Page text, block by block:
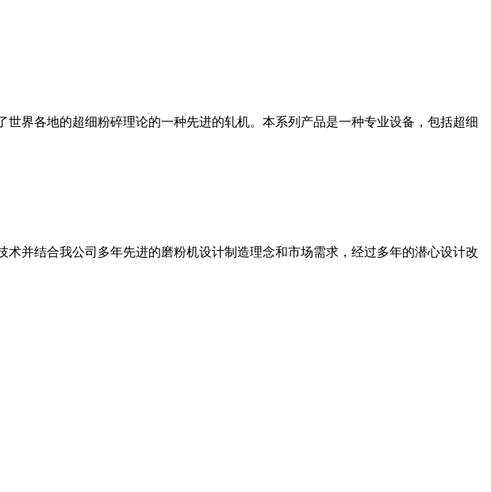
界各地的超细粉碎理论的一种先进的轧机。本系列产品是一种专业设备，包括超细
并结合我公司多年先进的磨粉机设计制造理念和市场需求，经过多年的潜心设计改